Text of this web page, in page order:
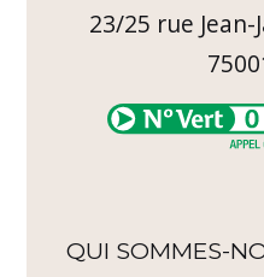
23/25 rue Jean-
QUI SOMMES-